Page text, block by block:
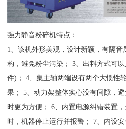
强力静音粉碎机特点：
1、该机外形美观，设计新颖，有隔
构，避免粉尘污染； 3、出料方式可
件)； 4、集主轴两端设有两个大惯性
果； 5、动力架整体实心没有间隙，
时更为方便； 6、内置电源纠错装置
时，机器停止运行并报警； 7、内设